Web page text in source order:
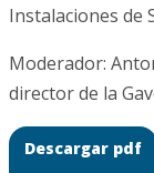
Instalaciones de
Moderador:
director de la
Descargar pdf